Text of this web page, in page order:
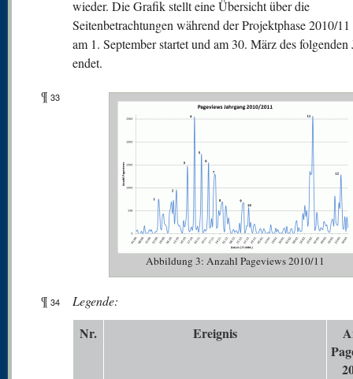
wieder. Die Grafik stellt eine Übersicht über die
Seitenbetrachtungen während der Projektphase 2010/11
am 1. September startet und am 30. März des folgenden
endet.
¶ 33
Abbildung 3: Anzahl Pageviews 2010/11
¶ 34 Legende:
Nr. Ereignis